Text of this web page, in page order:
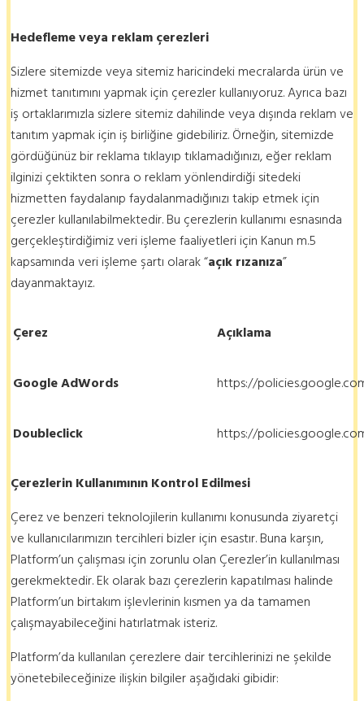
Hedefleme veya reklam çerezleri
Sizlere sitemizde veya sitemiz haricindeki mecralarda ürün ve
hizmet tanıtımını yapmak için çerezler kullanıyoruz. Ayrıca bazı
iş ortaklarımızla sizlere sitemiz dahilinde veya dışında reklam ve
tanıtım yapmak için iş birliğine gidebiliriz. Örneğin, sitemizde
gördüğünüz bir reklama tıklayıp tıklamadığınızı, eğer reklam
ilginizi çektikten sonra o reklam yönlendirdiği sitedeki
hizmetten faydalanıp faydalanmadığınızı takip etmek için
çerezler kullanılabilmektedir. Bu çerezlerin kullanımı esnasında
gerçekleştirdiğimiz veri işleme faaliyetleri için Kanun m.5
kapsamında veri işleme şartı olarak “açık rızanıza”
dayanmaktayız.
Çerez Açıklama
Google AdWords https://
Doubleclick https://
Çerezlerin Kullanımının Kontrol Edilmesi
Çerez ve benzeri teknolojilerin kullanımı konusunda ziyaretçi
ve kullanıcılarımızın tercihleri bizler için esastır. Buna karşın,
Platform’un çalışması için zorunlu olan Çerezler’in kullanılması
gerekmektedir. Ek olarak bazı çerezlerin kapatılması halinde
Platform’un birtakım işlevlerinin kısmen ya da tamamen
çalışmayabileceğini hatırlatmak isteriz.
Platform’da kullanılan çerezlere dair tercihlerinizi ne şekilde
yönetebileceğinize ilişkin bilgiler aşağıdaki gibidir: